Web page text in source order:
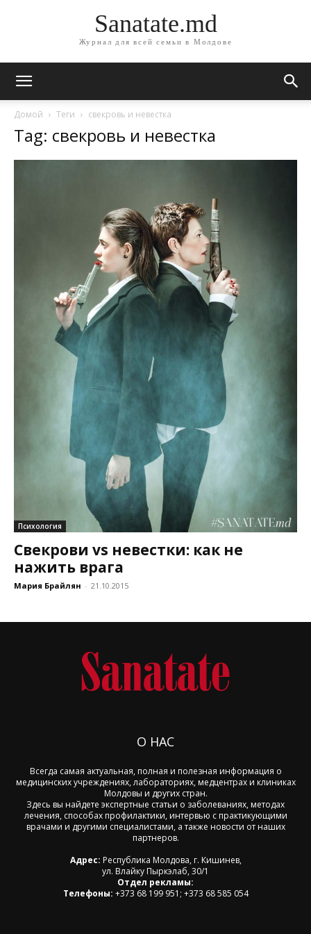
Sanatate.md
Журнал для всей семьи в Молдове
Домой Теги свекровь и невестка
Tag: свекровь и невестка
Психология
Свекрови vs невестки: как не
нажить врага
Мария Брайлян - 21.10.2015
О НАС
Всегда самая актуальная, полная и полезная информация о
медицинских учреждениях, лабораториях, медцентрах и клиниках
Молдовы и других стран.
Здесь вы найдете экспертные статьи о заболеваниях, методах
лечения, способах профилактики, интервью с практикующими
врачами и другими специалистами, а также новости от наших
партнеров.
Адрес: Республика Молдова, г. Кишинев,
ул. Влайку Пыркэлаб, 30/1
Отдел рекламы:
Телефоны: +373 68 199 951; +373 68 585 054